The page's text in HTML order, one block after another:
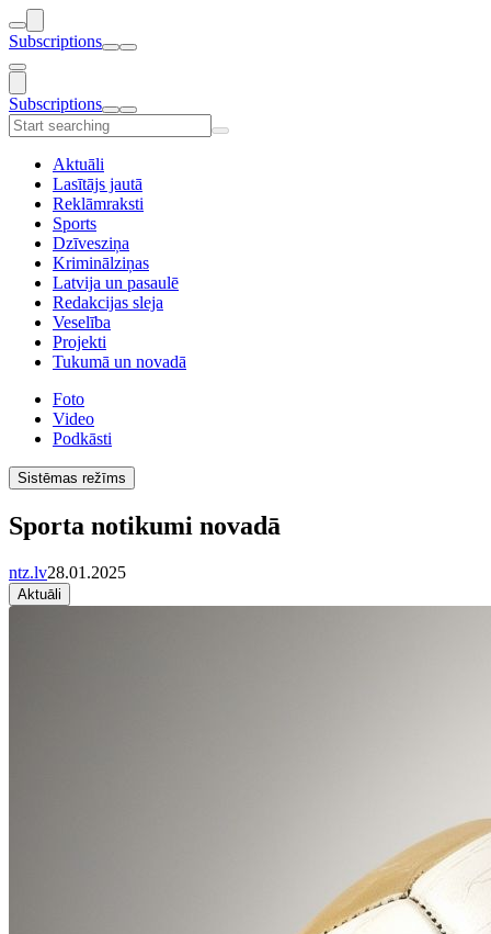
Subscriptions
Subscriptions
Aktuāli
Lasītājs jautā
Reklāmraksti
Sports
Dzīvesziņa
Kriminālziņas
Latvija un pasaulē
Redakcijas sleja
Veselība
Projekti
Tukumā un novadā
Foto
Video
Podkāsti
Sistēmas režīms
Sporta notikumi novadā
ntz.lv28.01.2025
Aktuāli